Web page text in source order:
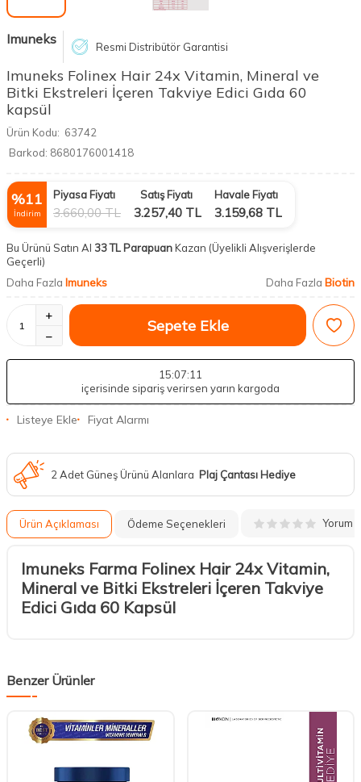
Imuneks Resmi Distribütör Garantisi
Imuneks Folinex Hair 24x Vitamin, Mineral ve
Bitki Ekstreleri İçeren Takviye Edici Gıda 60
kapsül
Ürün Kodu: 63742
Barkod: 8680176001418
%11
İndirim
Piyasa Fiyatı
3.660,00TL
Satış Fiyatı
3.257,40 TL
Havale Fiyatı
3.159,68 TL
Bu Ürünü Satın Al 33 TL ParapuanKazan (Üyelikli Alışverişlerde
Geçerli)
Daha Fazla Imuneks Daha Fazla Biotin
Sepete Ekle
15:07:11
içerisinde sipariş verirsen yarın kargoda
Listeye Ekle Fiyat Alarmı
2 Adet Güneş Ürünü Alanlara Plaj Çantası Hediye
Ürün Açıklaması Ödeme Seçenekleri Yorum
Imuneks Farma Folinex Hair 24x Vitamin,
Mineral ve Bitki Ekstreleri İçeren Takviye
Edici Gıda 60 Kapsül
Benzer Ürünler